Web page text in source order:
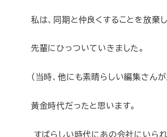
私は、同期と仲良くすることを放棄
先輩にひっついていきました。
（当時、他にも素晴らしい編集さん
黄金時代だったと思います。
すばらしい時代にあの会社にいられ